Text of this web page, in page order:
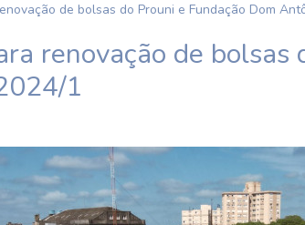
de bolsas do Prouni e Fundação Dom
renovação de
1